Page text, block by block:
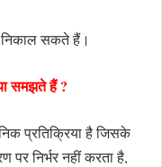
निकाल सकते हैं।
समझते हैं ?
प्रतिक्रिया है जिसके
पर निर्भर नहीं करता है,